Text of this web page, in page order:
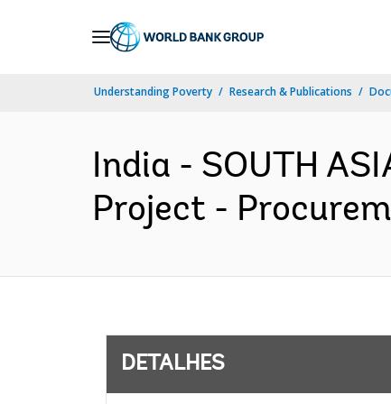
Understanding Poverty Research & Publications
India - SOUTH
Project -
DETALHES